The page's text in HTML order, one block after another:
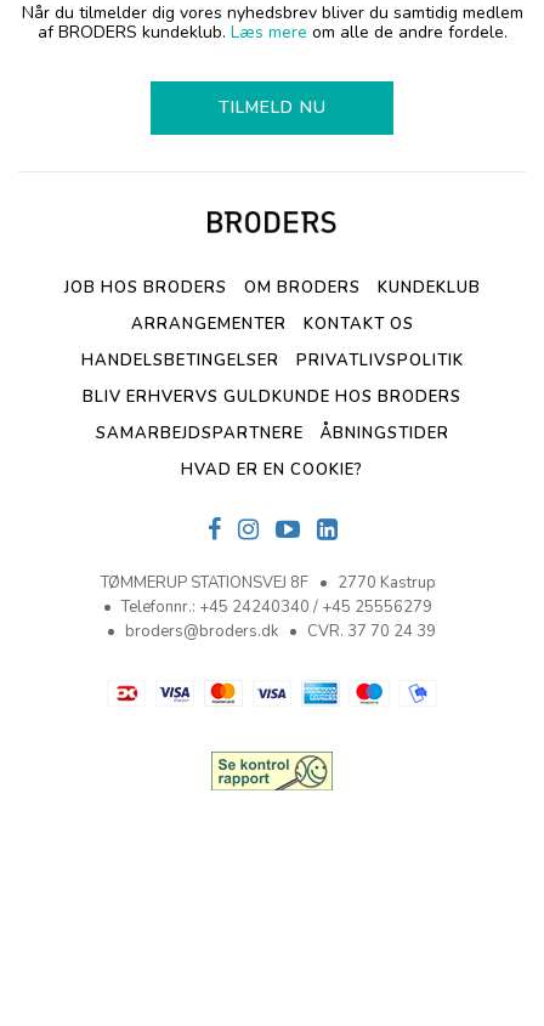
Når du tilmelder dig vores nyhedsbrev bliver du samtidig medlem
af BRODERS kundeklub. Læs mere om alle de andre fordele.
TILMELD NU
JOB HOS BRODERS OM BRODERS
KUNDEKLUB
ARRANGEMENTER
KONTAKT OS
HANDELSBETINGELSER
PRIVATLIVSPOLITIK
BLIV ERHVERVS GULDKUNDE HOS BRODERS
SAMARBEJDSPARTNERE
ÅBNINGSTIDER
HVAD ER EN COOKIE?
TØMMERUP STATIONSVEJ 8F
2770 Kastrup
Telefonnr.: +45 24240340 / +45 25556279
broders@broders.dk
CVR. 37 70 24 39